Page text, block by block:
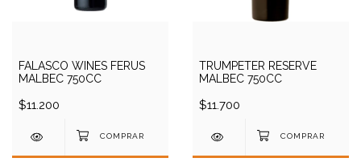
FALASCO WINES FERUS
MALBEC 750CC
$11.200
TRUMPETER RESERVE
MALBEC 750CC
$11.700